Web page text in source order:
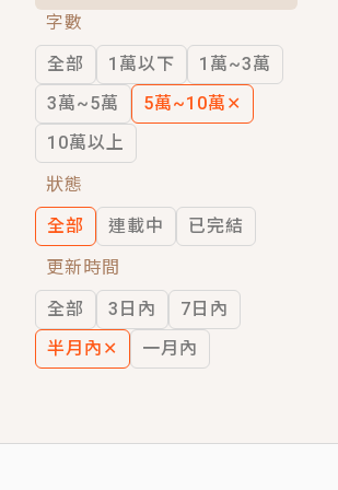
穿越｜《穿越遠古後成
字數
全部
1萬以下
1萬~3萬
3萬~5萬
5萬~10萬 ✕
10萬以上
狀態
全部
連載中
已完結
更新時間
全部
3日內
7日內
半月內 ✕ 一月內